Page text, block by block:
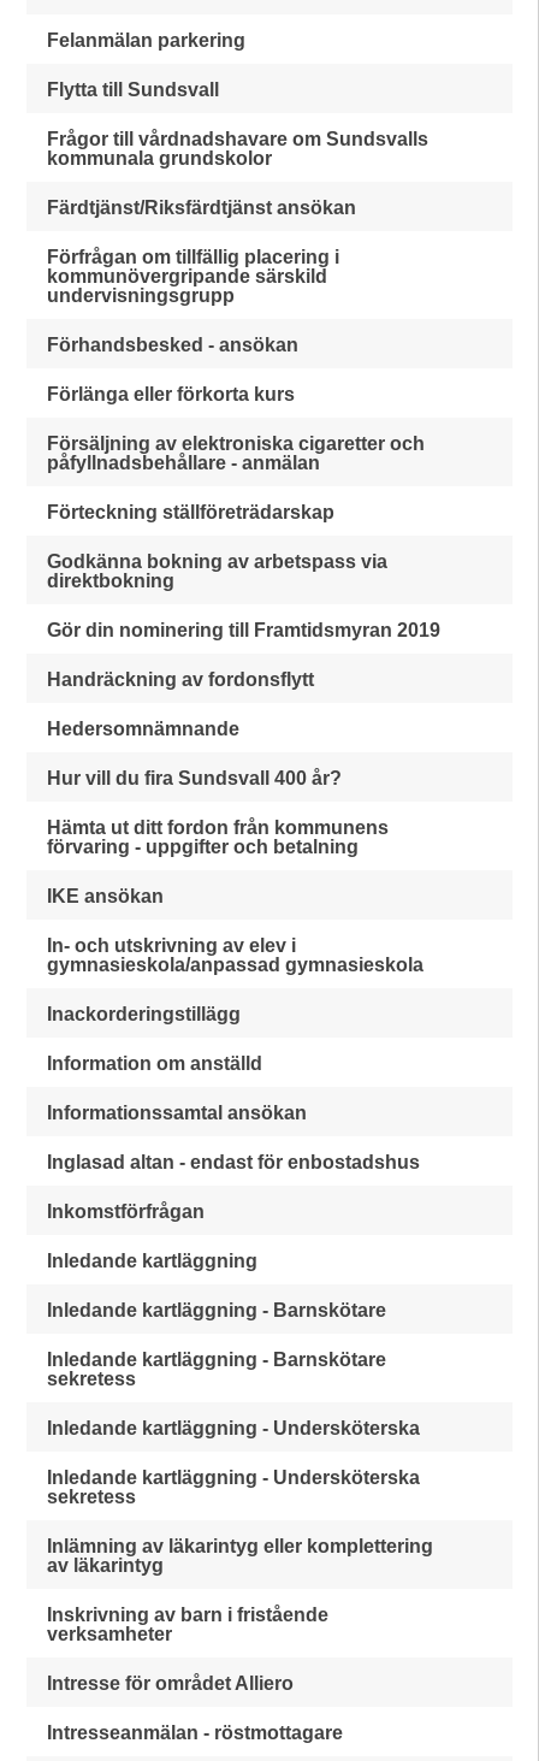
Felanmälan parkering
Flytta till Sundsvall
Frågor till vårdnadshavare om Sundsvalls
kommunala grundskolor
Färdtjänst/Riksfärdtjänst ansökan
Förfrågan om tillfällig placering i
kommunövergripande särskild
undervisningsgrupp
Förhandsbesked - ansökan
Förlänga eller förkorta kurs
Försäljning av elektroniska cigaretter och
påfyllnadsbehållare - anmälan
Förteckning ställföreträdarskap
Godkänna bokning av arbetspass via
direktbokning
Gör din nominering till Framtidsmyran 2019
Handräckning av fordonsflytt
Hedersomnämnande
Hur vill du fira Sundsvall 400 år?
Hämta ut ditt fordon från kommunens
förvaring - uppgifter och betalning
IKE ansökan
In- och utskrivning av elev i
gymnasieskola/anpassad gymnasieskola
Inackorderingstillägg
Information om anställd
Informationssamtal ansökan
Inglasad altan - endast för enbostadshus
Inkomstförfrågan
Inledande kartläggning
Inledande kartläggning - Barnskötare
Inledande kartläggning - Barnskötare
sekretess
Inledande kartläggning - Undersköterska
Inledande kartläggning - Undersköterska
sekretess
Inlämning av läkarintyg eller komplettering
av läkarintyg
Inskrivning av barn i fristående
verksamheter
Intresse för området Alliero
Intresseanmälan - röstmottagare